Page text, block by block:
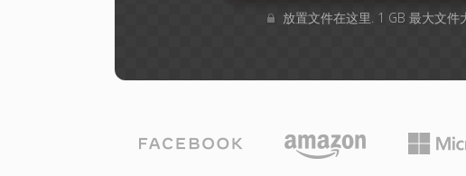
放置文件在这里. 1 GB 最大文件